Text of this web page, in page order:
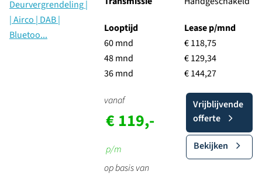
Looptijd
60 mnd
48 mnd
36 mnd
Lease p/mnd
€ 118,75
€ 129,34
€ 144,27
vanaf
€ 119,-
p/m
op basis van
Vrijblijvende
offerte
Bekijken